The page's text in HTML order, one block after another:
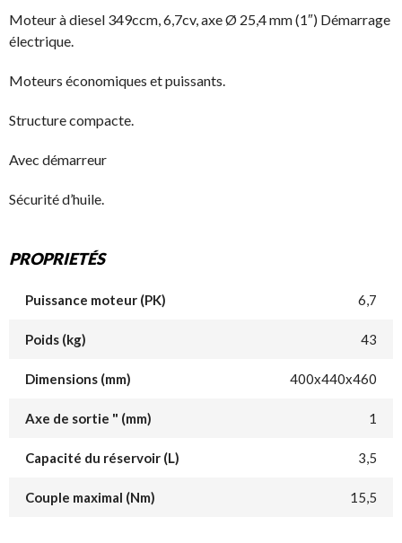
Moteur à diesel 349ccm, 6,7cv, axe Ø 25,4 mm (1″) Démarrage
électrique.
Moteurs économiques et puissants.
Structure compacte.
Avec démarreur
Sécurité d’huile.
PROPRIETÉS
Puissance moteur (PK) 6,7
Poids (kg) 43
Dimensions (mm) 400x440x460
Axe de sortie " (mm) 1
Capacité du réservoir (L) 3,5
Couple maximal (Nm) 15,5